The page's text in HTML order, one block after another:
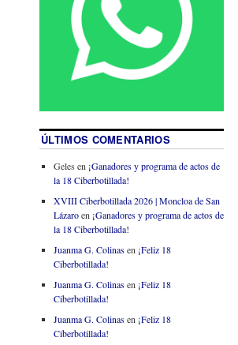
ÚLTIMOS COMENTARIOS
Geles en ¡Ganadores y programa de actos de
la 18 Ciberbotillada!
XVIII Ciberbotillada 2026 | Moncloa de San
Lázaroen ¡Ganadores y programa de actos de
la 18 Ciberbotillada!
Juanma G. Colinasen ¡Feliz 18
Ciberbotillada!
Juanma G. Colinasen ¡Feliz 18
Ciberbotillada!
Juanma G. Colinasen ¡Feliz 18
Ciberbotillada!